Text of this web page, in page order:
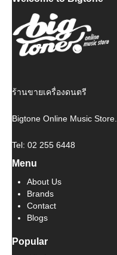
ร้านขายเครื่องดนตรี
Bigtone Online Music Store.
Tel: 02 255 6448
Menu
About Us
Brands
Contact
Blogs
Popular